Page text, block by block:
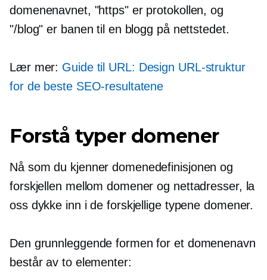
domenenavnet, "https" er protokollen, og
"/blog" er banen til en blogg på nettstedet.
Lær mer: Guide til URL: Design URL-struktur
for de beste SEO-resultatene
Forstå typer domener
Nå som du kjenner domenedefinisjonen og
forskjellen mellom domener og nettadresser, la
oss dykke inn i de forskjellige typene domener.
Den grunnleggende formen for et domenenavn
består av to elementer: